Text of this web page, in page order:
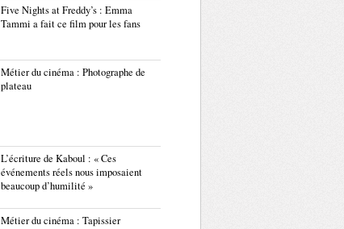
Five Nights at Freddy’s : Emma
Tammi a fait ce film pour les fans
Métier du cinéma : Photographe de
plateau
L’écriture de Kaboul : « Ces
événements réels nous imposaient
beaucoup d’humilité »
Métier du cinéma : Tapissier